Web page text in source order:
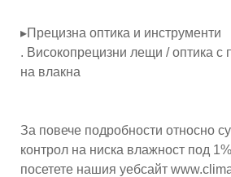
▸Прецизна оптика и инструменти
. Високопрецизни лещи / оптика с
на влакна
За повече подробности относно
контрол на ниска влажност под
посетете нашия уебсайт